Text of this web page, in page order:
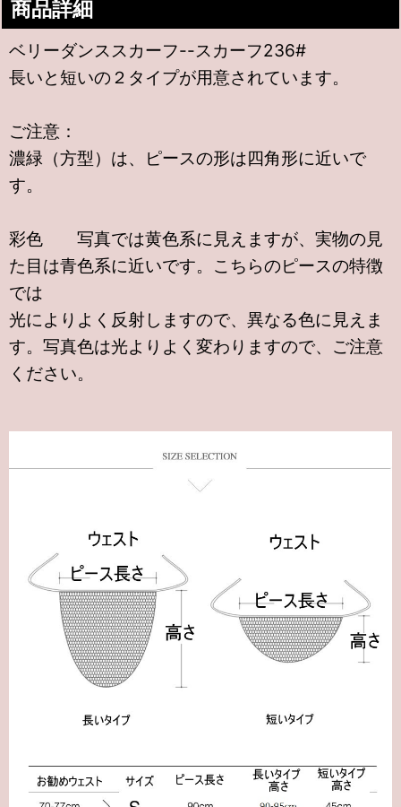
商品詳細
ベリーダンススカーフ--スカーフ236#
長いと短いの２タイプが用意されています。
ご注意：
濃緑（方型）は、ピースの形は四角形に近いで
す。
彩色 写真では黄色系に見えますが、実物の見
た目は青色系に近いです。こちらのピースの特徴
では
光によりよく反射しますので、異なる色に見えま
す。写真色は光よりよく変わりますので、ご注意
ください。